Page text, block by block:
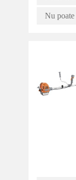
Nu